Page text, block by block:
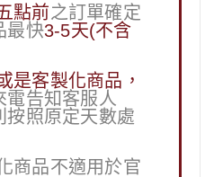
點前之訂單確定
最快3-5天(不含
是客製化商品，
電告知客服人
按照原定天數處
商品不適用於官